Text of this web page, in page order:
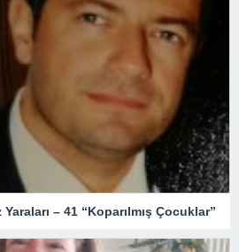
– 41 “Koparılmış Çocuklar”